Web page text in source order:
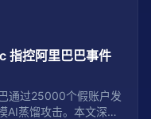
指控阿里巴巴事件
通过25000个假账户发
AI蒸馏攻击。本文深度